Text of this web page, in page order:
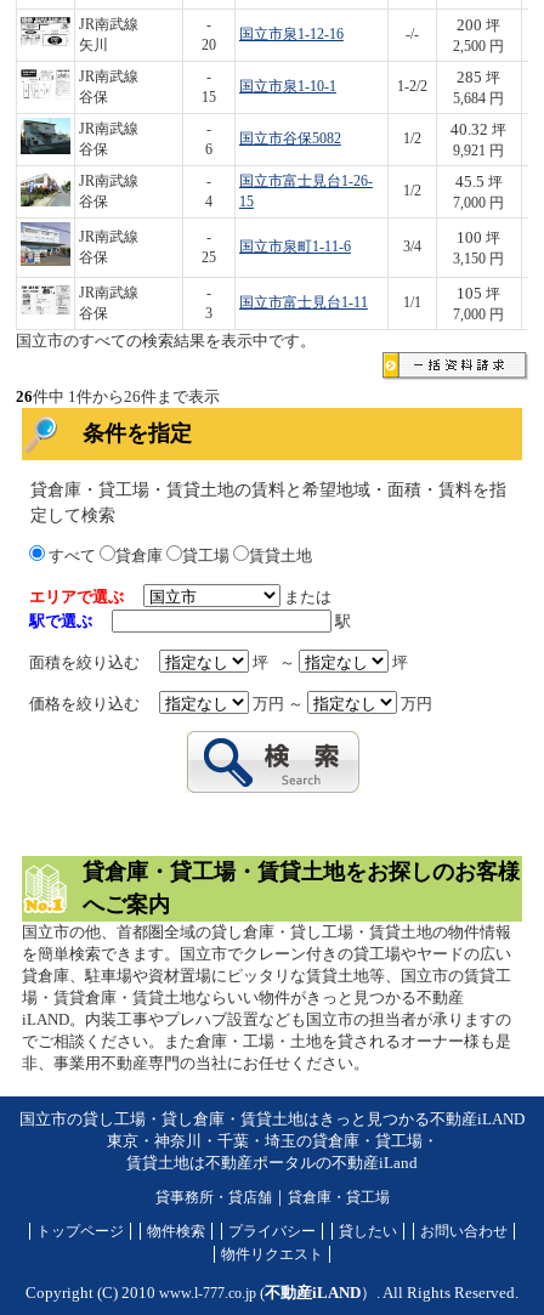
JR南武線
矢川
-
20
国立市泉1-12-16 -/-
200 坪
2,500 円
JR南武線
谷保
-
15
国立市泉1-10-1 1-2/2
285 坪
5,684 円
JR南武線
谷保
-
6
国立市谷保5082 1/2
40.32 坪
9,921 円
JR南武線
谷保
-
4
国立市富士見台1-26-
15
1/2
45.5 坪
7,000 円
JR南武線
谷保
-
25
国立市泉町1-11-6 3/4
100 坪
3,150 円
JR南武線
谷保
-
3
国立市富士見台1-11 1/1
105 坪
7,000 円
国立市のすべての検索結果を表示中です。
26件中 1件から26件まで表示
条件を指定
貸倉庫・貸工場・賃貸土地の賃料と希望地域・面積・賃料を指
定して検索
すべて 貸倉庫 貸工場 賃貸土地
エリアで選ぶ
または
駅で選ぶ
駅
面積を絞り込む 坪 ～ 坪
価格を絞り込む 万円 ～ 万円
貸倉庫・貸工場・賃貸土地をお探しのお客様
へご案内
国立市の他、首都圏全域の貸し倉庫・貸し工場・賃貸土地の物件情報
を簡単検索できます。国立市でクレーン付きの貸工場やヤードの広い
貸倉庫、駐車場や資材置場にピッタリな賃貸土地等、国立市の賃貸工
場・賃貸倉庫・賃貸土地ならいい物件がきっと見つかる不動産
iLAND。内装工事やプレハブ設置なども国立市の担当者が承りますの
でご相談ください。また倉庫・工場・土地を貸されるオーナー様も是
非、事業用不動産専門の当社にお任せください。
国立市の貸し工場・貸し倉庫・賃貸土地はきっと見つかる不動産iLAND
東京・神奈川・千葉・埼玉の貸倉庫・貸工場・
賃貸土地は不動産ポータルの不動産iLand
貸事務所・貸店舗｜ 貸倉庫・貸工場
トップページ
物件検索 プライバシー 貸したい
お問い合わせ
物件リクエスト
Copyright (C) 2010 www.l-777.co.jp (不動産iLAND）. All Rights Reserved.